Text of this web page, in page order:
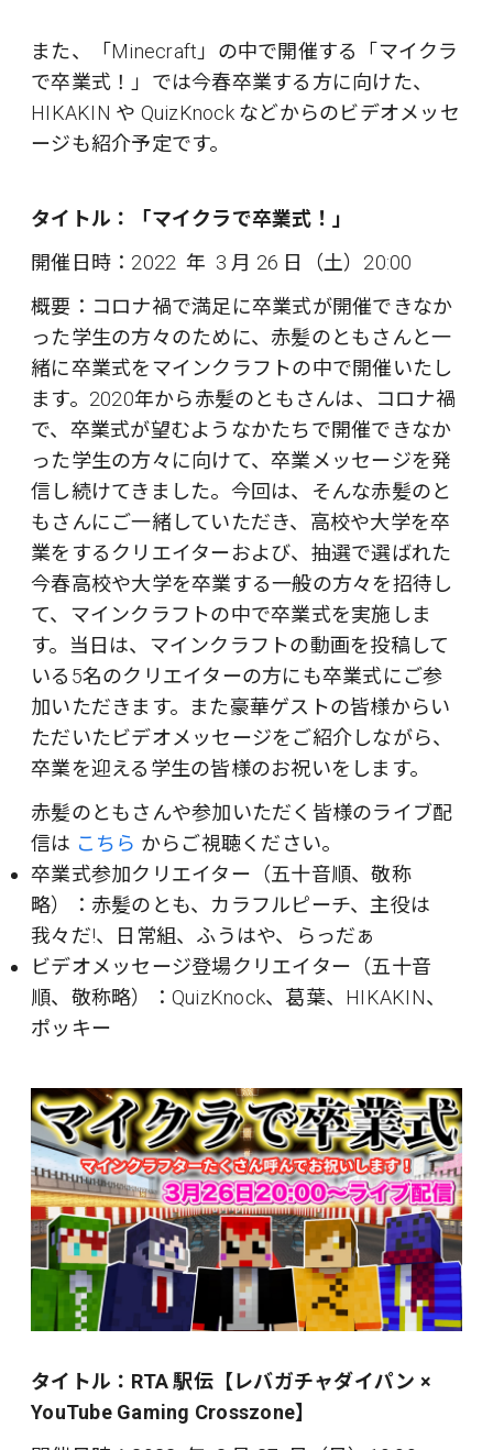
また、「Minecraft」の中で開催する「マイクラ
で卒業式！」では今春卒業する方に向けた、
HIKAKIN や QuizKnock などからのビデオメッセ
ージも紹介予定です。
タイトル：「マイクラで卒業式！」
開催日時：2022 年 3 月 26 日（土）20:00
概要：コロナ禍で満足に卒業式が開催できなか
った学生の方々のために、赤髪のともさんと一
緒に卒業式をマインクラフトの中で開催いたし
ます。2020年から赤髪のともさんは、コロナ禍
で、卒業式が望むようなかたちで開催できなか
った学生の方々に向けて、卒業メッセージを発
信し続けてきました。今回は、そんな赤髪のと
もさんにご一緒していただき、高校や大学を卒
業をするクリエイターおよび、抽選で選ばれた
今春高校や大学を卒業する一般の方々を招待し
て、マインクラフトの中で卒業式を実施しま
す。当日は、マインクラフトの動画を投稿して
いる5名のクリエイターの方にも卒業式にご参
加いただきます。また豪華ゲストの皆様からい
ただいたビデオメッセージをご紹介しながら、
卒業を迎える学生の皆様のお祝いをします。
赤髪のともさんや参加いただく皆様のライブ配
信は こちら からご視聴ください。
卒業式参加クリエイター（五十音順、敬称
略）：赤髪のとも、カラフルピーチ、主役は
我々だ!、日常組、ふうはや、らっだぁ
ビデオメッセージ登場クリエイター（五十音
順、敬称略）：QuizKnock、葛葉、HIKAKIN、
ポッキー
タイトル：RTA 駅伝【レバガチャダイパン ×
YouTube Gaming Crosszone】